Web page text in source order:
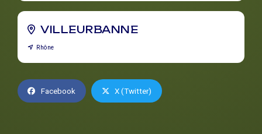
VILLEURBANNE
Rhône
Facebook X (Twitter)